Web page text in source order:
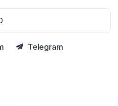
Telegram